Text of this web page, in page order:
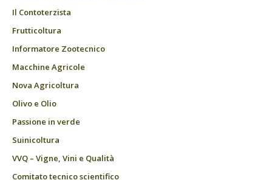
Il Contoterzista
Frutticoltura
Informatore Zootecnico
Macchine Agricole
Nova Agricoltura
Olivo e Olio
Passione in verde
Suinicoltura
VVQ – Vigne, Vini e Qualità
Comitato tecnico scientifico